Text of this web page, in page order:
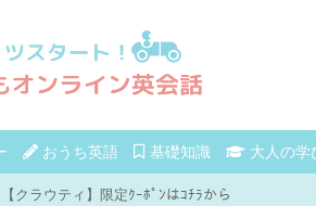
おうち英語 基礎知識 大人の学
クラウティ】限定ｸｰﾎﾟﾝはｺﾁﾗから